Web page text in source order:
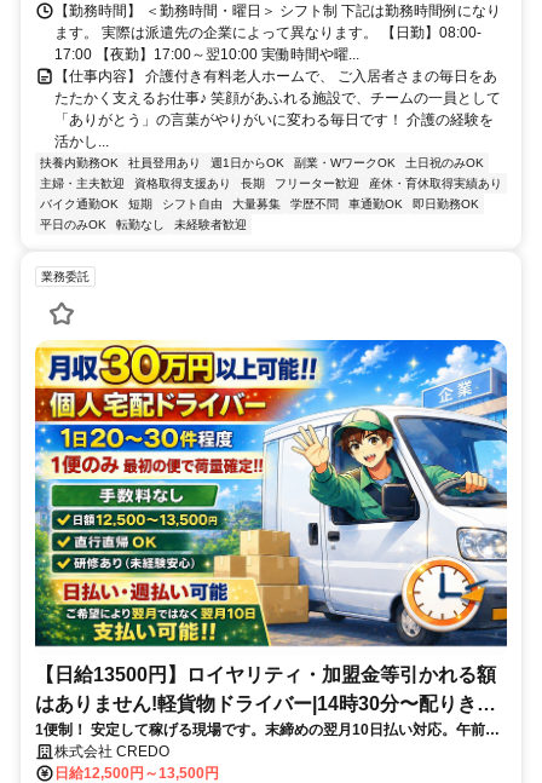
【勤務時間】 ＜勤務時間・曜日＞ シフト制 下記は勤務時間例になり
ます。 実際は派遣先の企業によって異なります。 【日勤】08:00-
17:00 【夜勤】17:00～翌10:00 実働時間や曜...
【仕事内容】 介護付き有料老人ホームで、 ご入居者さまの毎日をあ
たたかく支えるお仕事♪ 笑顔があふれる施設で、チームの一員として
「ありがとう」の言葉がやりがいに変わる毎日です！ 介護の経験を
活かし...
扶養内勤務OK 社員登用あり 週1日からOK 副業・WワークOK
土日祝のみOK
主婦・主夫歓迎
資格取得支援あり 長期 フリーター歓迎
産休・育休取得実績あり
バイク通勤OK
短期 シフト自由 大量募集 学歴不問 車通勤OK
即日勤務OK
平日のみOK
転勤なし 未経験者歓迎
業務委託
【日給13500円】ロイヤリティ・加盟金等引かれる額
はありません!軽貨物ドライバー|14時30分〜配りきっ
たら終了 荷物20〜30個!直行直帰!
1便制！ 安定して稼げる現場です。末締めの翌月10日払い対応。午前中
（自由に稼働時間決めれる）案件もあり、組み合わせ可能！！
株式会社 CREDO
日給12,500円～13,500円